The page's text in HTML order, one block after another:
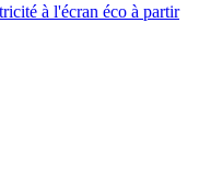
à l'écran éco à partir